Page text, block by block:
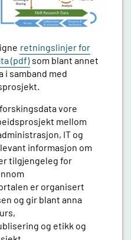
retningslinjer for
(pdf) som blant annet
i samband med
vore
mellom
IT og
informasjon om
tilgjengeleg for
er organisert
og gir blant anna
og etikk og